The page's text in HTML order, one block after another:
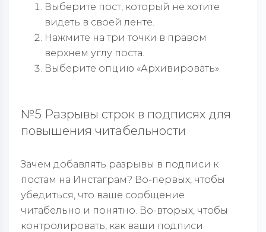
Выберите пост, который не хотите
видеть в своей ленте.
Нажмите на три точки в правом
верхнем углу поста.
Выберите опцию «Архивировать».
№5 Разрывы строк в подписях для
повышения читабельности
Зачем добавлять разрывы в подписи к
постам на Инстаграм? Во-первых, чтобы
убедиться, что ваше сообщение
читабельно и понятно. Во-вторых, чтобы
контролировать, как ваши подписи